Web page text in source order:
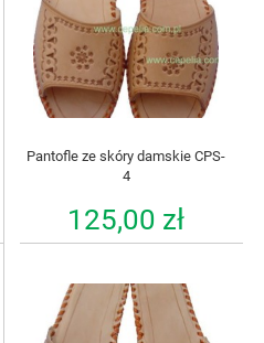
Pantofle ze skóry damskie CPS-
4
125,00 zł